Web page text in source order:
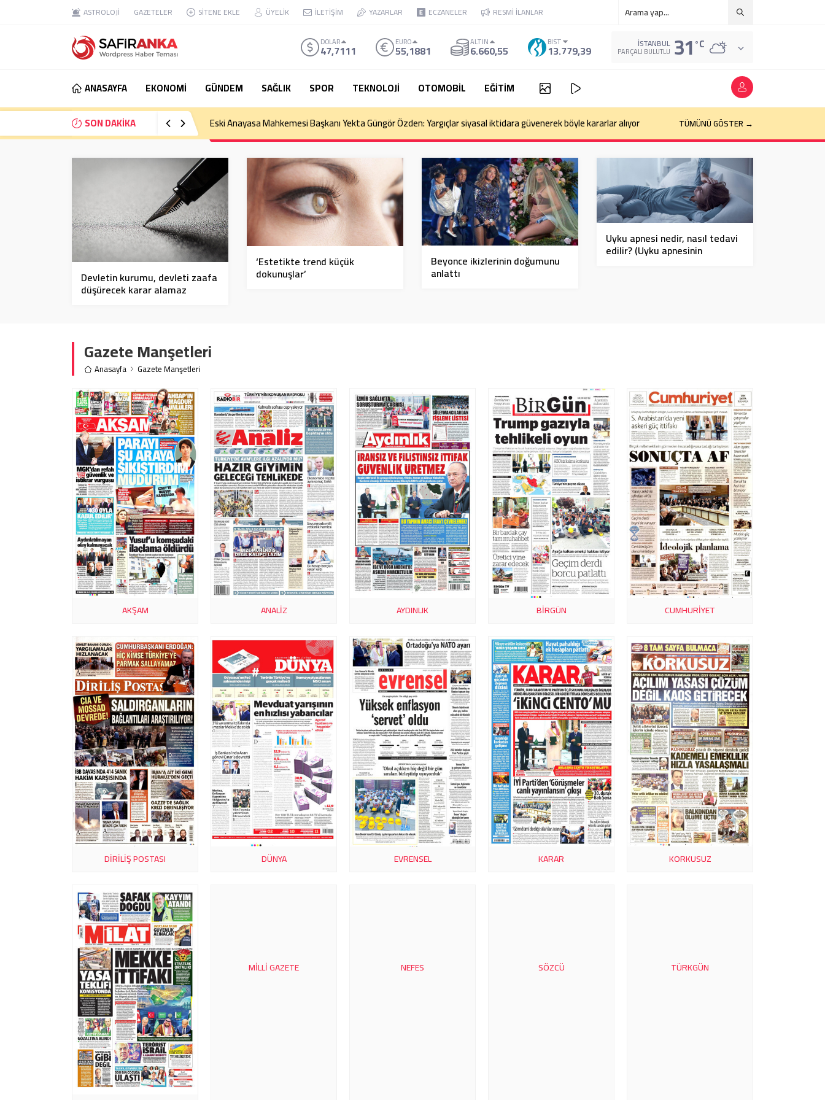
ASTROLOJİ GAZETELER SİTENE EKLE ÜYELİK İLETİŞİM YAZARLAR ECZANELER RESMİ İLANLAR
DOLAR
47,7111 EURO
55,1881 ALTIN
6.660,55 BIST
13.779,39 İSTANBUL
PARÇALI BULUTLU 31°C
ANASAYFA EKONOMİ GÜNDEM SAĞLIK SPOR TEKNOLOJİ OTOMOBİL
EĞİTİM
SON DAKİKA
Eski Anayasa Mahkemesi Başkanı Yekta Güngör Özden: Yargıçlar siyasal iktidara güvenerek böyle kararlar alıyor TÜMÜNÜ GÖSTER →
Devletin kurumu, devleti zaafa
düşürecek karar alamaz
‘Estetikte trend küçük
dokunuşlar’
Beyonce ikizlerinin doğumunu
anlattı
Uyku apnesi nedir, nasıl tedavi
edilir? (Uyku apnesinin
Gazete Manşetleri
Anasayfa Gazete Manşetleri
AKŞAM ANALIZ AYDINLIK BIRGÜN CUMHURIYET
DIRILIŞ POSTASI DÜNYA EVRENSEL KARAR KORKUSUZ
MILLI GAZETE NEFES SÖZCÜ TÜRKGÜN